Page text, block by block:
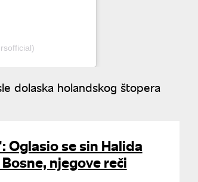
dolaska holandskog štopera
Oglasio se sin Halida
njegove reči